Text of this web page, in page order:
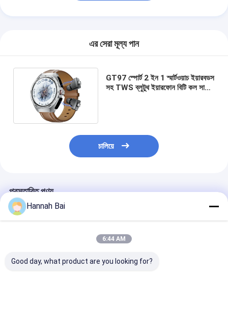
এর সেরা মূল্য পান
GT97 স্পোর্ট 2 ইন 1 স্মার্টওয়াচ ইয়ারবডস
সহ TWS ব্লুটুথ ইয়ারফোন বিটি কল সাউন্ড
চালিয়ে
প্রস্তাবিত পণ্য
Hannah Bai
6:44 AM
Good day, what product are you looking for?